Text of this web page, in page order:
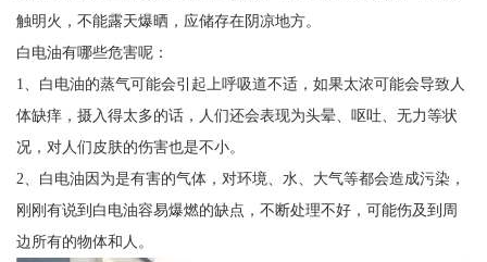
触明火，不能露天爆晒，应储存在阴凉地方。
白电油有哪些危害呢：
1、白电油的蒸气可能会引起上呼吸道不适，如果太浓可能会导致人
体缺痒，摄入得太多的话，人们还会表现为头晕、呕吐、无力等状
况，对人们皮肤的伤害也是不小。
2、白电油因为是有害的气体，对环境、水、大气等都会造成污染，
刚刚有说到白电油容易爆燃的缺点，不断处理不好，可能伤及到周
边所有的物体和人。